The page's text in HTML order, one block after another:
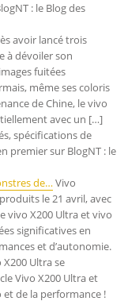
: le Blog des
avoir lancé trois
à dévoiler son
fuitées
même ses coloris
de Chine, le vivo
avec un […]
spécifications de
premier sur BlogNT : le
de…Vivo
le 21 avril, avec
vivo X200 Ultra et vivo
significatives en
et d’autonomie.
Ultra se
Vivo X200 Ultra et
de la performance !